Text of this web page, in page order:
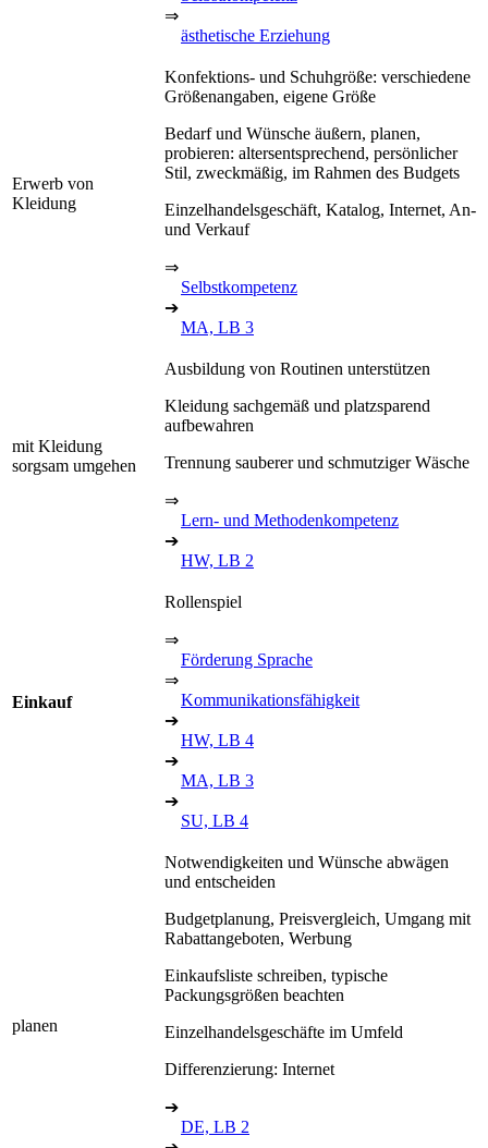
⇒
ästhetische Erziehung
Erwerb von
Kleidung
Konfektions- und Schuhgröße: verschiedene
Größenangaben, eigene Größe
Bedarf und Wünsche äußern, planen,
probieren: altersentsprechend, persönlicher
Stil, zweckmäßig, im Rahmen des Budgets
Einzelhandelsgeschäft, Katalog, Internet, An-
und Verkauf
⇒
Selbstkompetenz
➔
MA, LB 3
mit Kleidung
sorgsam umgehen
Ausbildung von Routinen unterstützen
Kleidung sachgemäß und platzsparend
aufbewahren
Trennung sauberer und schmutziger Wäsche
⇒
Lern- und Methodenkompetenz
➔
HW, LB 2
Einkauf
Rollenspiel
⇒
Förderung Sprache
⇒
Kommunikationsfähigkeit
➔
HW, LB 4
➔
MA, LB 3
➔
SU, LB 4
planen
Notwendigkeiten und Wünsche abwägen
und entscheiden
Budgetplanung, Preisvergleich, Umgang mit
Rabattangeboten, Werbung
Einkaufsliste schreiben, typische
Packungsgrößen beachten
Einzelhandelsgeschäfte im Umfeld
Differenzierung: Internet
➔
DE, LB 2